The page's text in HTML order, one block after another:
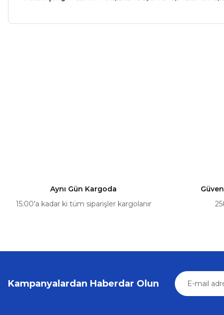
Sepete Ekle
Aynı Gün Kargoda
15:00’a kadar ki tüm siparişler kargolanır
Kampanyalardan Haberdar Olun